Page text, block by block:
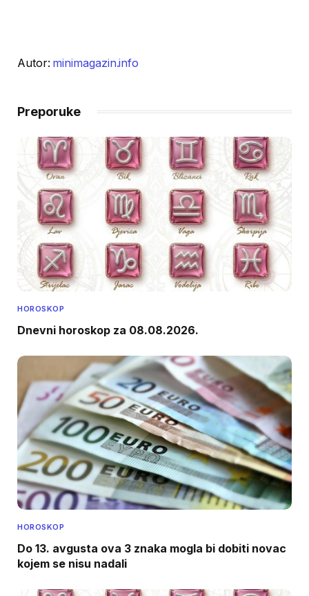
Autor: minimagazin.info
Preporuke
HOROSKOP
Dnevni horoskop za 08.08.2026.
HOROSKOP
Do 13. avgusta ova 3 znaka mogla bi dobiti novac
kojem se nisu nadali